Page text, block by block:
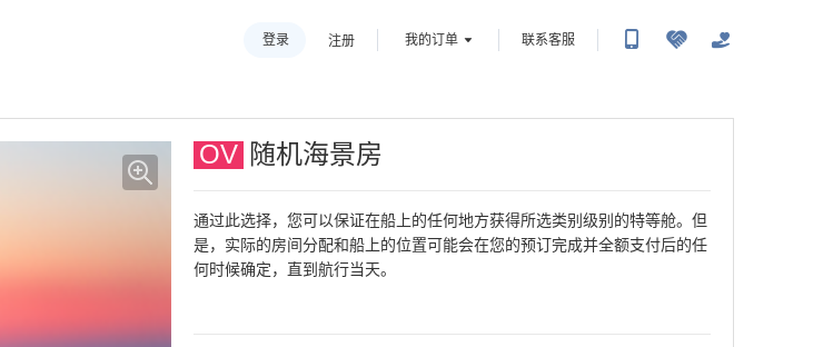
登录 注册 我的订单 联系客服
OV 随机海景房
通过此选择，您可以保证在船上的任何地方获得所选类别级别的特等舱。但
是，实际的房间分配和船上的位置可能会在您的预订完成并全额支付后的任
何时候确定，直到航行当天。